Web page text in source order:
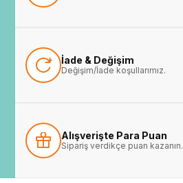
İade & Değişim
Değişim/İade koşullarımız.
Alışverişte Para Puan
Sipariş verdikçe puan kazanın.